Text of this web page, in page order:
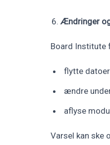
Ændringer
Board Institute
flytte
ændre
aflyse
Varsel kan ske